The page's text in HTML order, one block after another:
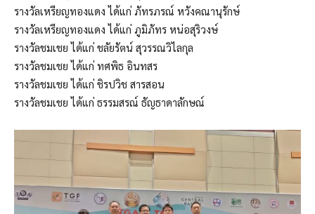
รางวัลเหรียญทองแดง ได้แก่ ภัทรภรณ์ หวังคณานุรักษ์
รางวัลเหรียญทองแดง ได้แก่ ภูมิภัทร หน่อสุริวงษ์
รางวัลชมเชย ได้แก่ ชลัยรัตน์ สุวรรณวิไลกุล
รางวัลชมเชย ได้แก่ ทศพิธ อินทสร
รางวัลชมเชย ได้แก่ ชิรปวิช สารสอน
รางวัลชมเชย ได้แก่ ธรรมสรณ์ ธัญธาดาลักษณ์